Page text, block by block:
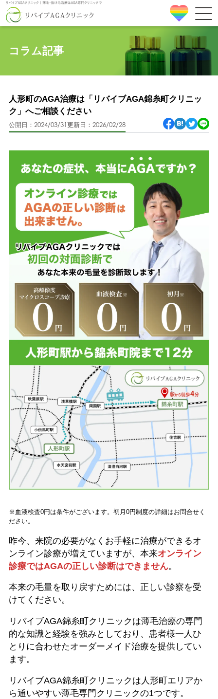
コラム記事
人形町のAGA治療は「リバイブAGA錦糸町クリニッ
ク」へご相談ください
公開日：2024/03/31更新日：2026/02/28
※血液検査0円は条件がございます。初月0円制度の詳細はお問合せく
ださい。
昨今、来院の必要がなくお手軽に治療ができるオ
ンライン診療が増えていますが、本来オンライン
診療ではAGAの正しい診断はできません。
本来の毛量を取り戻すためには、正しい診察を受
けてください。
リバイブAGA錦糸町クリニックは薄毛治療の専門
的な知識と経験を強みとしており、患者様一人ひ
とりに合わせたオーダーメイド治療を提供してい
ます。
リバイブAGA錦糸町クリニックは人形町エリアか
ら通いやすい薄毛専門クリニックの1つです。